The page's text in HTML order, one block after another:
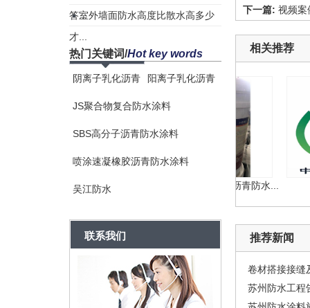
答...室外墙面防水高度比散水高多少
才...
热门关键词/Hot key words
阴离子乳化沥青 阳离子乳化沥青
JS聚合物复合防水涂料
SBS高分子沥青防水涂料
喷涂速凝橡胶沥青防水涂料
吴江防水
联系我们
下一篇: 视频案
相关推荐
ZX高性能橡胶沥青防水涂... ZX喷涂速凝橡胶沥青防水...
推荐新闻
卷材搭接接缝
苏州防水工程